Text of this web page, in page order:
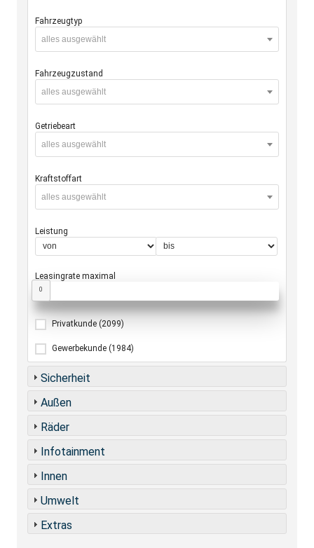
Fahrzeugtyp
alles ausgewählt
Fahrzeugzustand
alles ausgewählt
Getriebeart
alles ausgewählt
Kraftstoffart
alles ausgewählt
Leistung
Leasingrate maximal
0
Privatkunde (2099)
Gewerbekunde (1984)
Sicherheit
Außen
Räder
Infotainment
Innen
Umwelt
Extras